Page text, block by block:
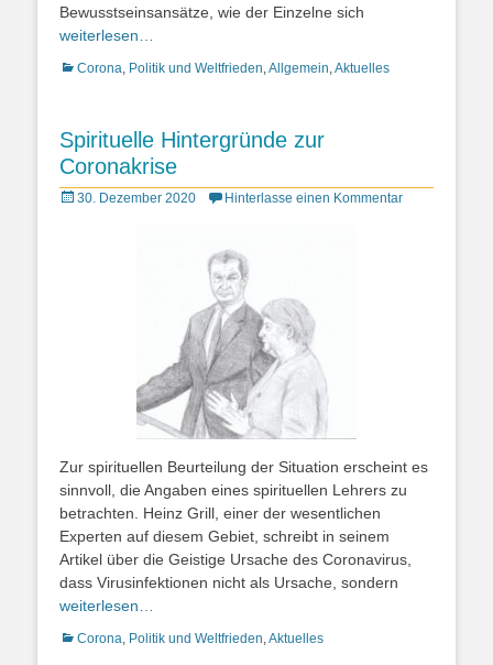
Bewusstseinsansätze, wie der Einzelne sich
weiterlesen…
Kategorien
Corona, Politik und Weltfrieden,Allgemein,Aktuelles
Spirituelle Hintergründe zur
Coronakrise
Posted30. Dezember 2020 Hinterlasse einen Kommentar
Zur spirituellen Beurteilung der Situation erscheint es
sinnvoll, die Angaben eines spirituellen Lehrers zu
betrachten. Heinz Grill, einer der wesentlichen
Experten auf diesem Gebiet, schreibt in seinem
Artikel über die Geistige Ursache des Coronavirus,
dass Virusinfektionen nicht als Ursache, sondern
weiterlesen…
Kategorien
Corona, Politik und Weltfrieden,Aktuelles